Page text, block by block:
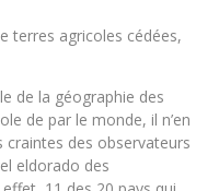
terres agricoles cédées,
de la géographie des
de par le monde, il n’en
des observateurs
eldorado des